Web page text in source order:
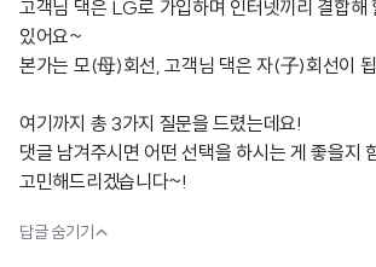
고객님 댁은 LG로 가입하며 인터넷끼리 결합해
있어요~
본가는 모(母)회선, 고객님 댁은 자(子)회선이
여기까지 총 3가지 질문을 드렸는데요!
댓글 남겨주시면 어떤 선택을 하시는 게 좋을지
고민해드리겠습니다~!
답글 숨기기